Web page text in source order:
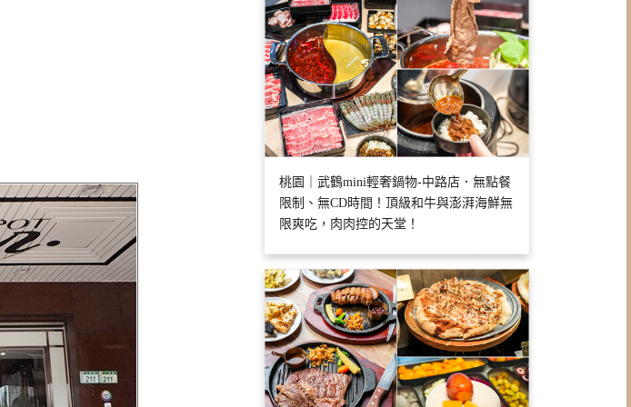
桃園｜武鶴mini輕奢鍋物-中路店．無點餐
限制、無CD時間！頂級和牛與澎湃海鮮無
限爽吃，肉肉控的天堂！